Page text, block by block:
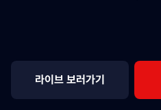
라이브 보러가기